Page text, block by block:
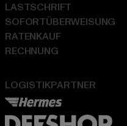
LOGISTIKPARTNER
LASTSCHRIFT
SOFORTÜBERWEISUNG
RATENKAUF
RECHNUNG